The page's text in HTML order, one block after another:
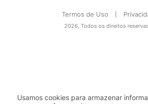
Termos de Uso
2026, Todos os direitos
Usamos cookies para armazenar